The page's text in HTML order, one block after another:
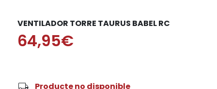
VENTILADOR TORRE TAURUS BABEL RC
64,95€
Producte no disponible